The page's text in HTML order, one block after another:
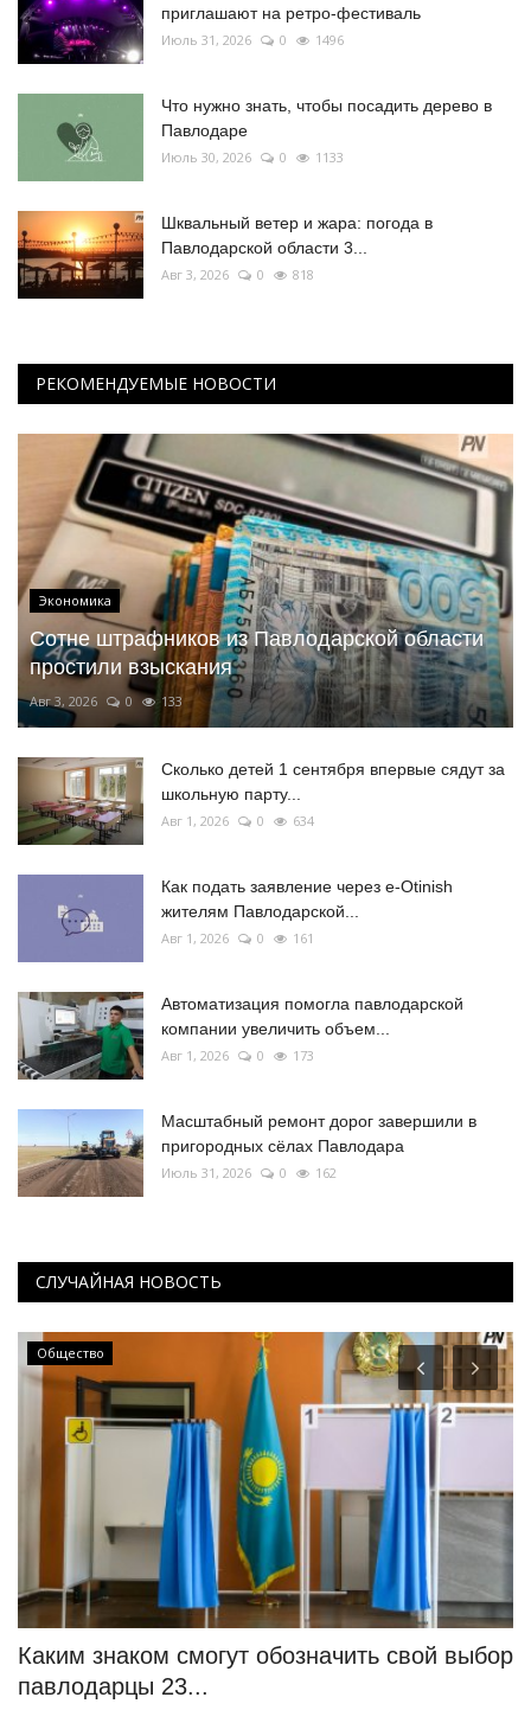
приглашают на ретро-фестиваль
Июль 31, 2026 0 1496
Что нужно знать, чтобы посадить дерево в
Павлодаре
Июль 30, 2026 0 1133
Шквальный ветер и жара: погода в
Павлодарской области 3...
Авг 3, 2026 0 818
РЕКОМЕНДУЕМЫЕ НОВОСТИ
Экономика
Сотне штрафников из Павлодарской области
простили взыскания
Авг 3, 2026 0 133
Сколько детей 1 сентября впервые сядут за
школьную парту...
Авг 1, 2026 0 634
Как подать заявление через e-Otinish
жителям Павлодарской...
Авг 1, 2026 0 161
Автоматизация помогла павлодарской
компании увеличить объем...
Авг 1, 2026 0 173
Масштабный ремонт дорог завершили в
пригородных сёлах Павлодара
Июль 31, 2026 0 162
СЛУЧАЙНАЯ НОВОСТЬ
Общество
Каким знаком смогут обозначить свой выбор
павлодарцы 23...